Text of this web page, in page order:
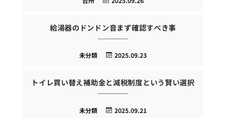
給湯器のドンドン音まず確認すべき事
2025.09.23
未分類
トイレ買い替え補助金と減税制度という賢い選択
2025.09.21
未分類